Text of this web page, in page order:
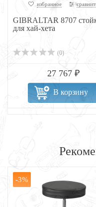
избранное
GIBRALTAR 8707
для хай-хета
(0)
27 767 ₽
В корзину
-3%